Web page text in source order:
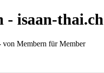
- isaan-thai.ch
von Membern für Member